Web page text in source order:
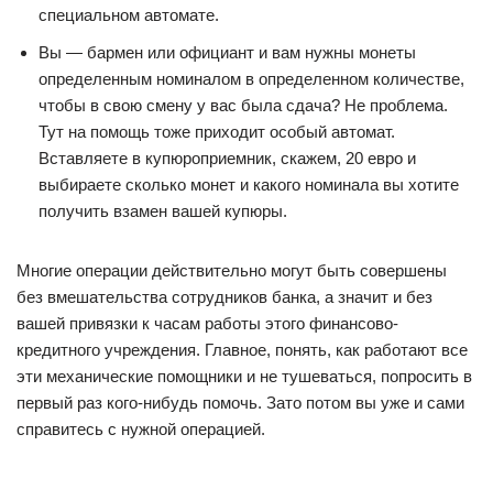
специальном автомате.
Вы — бармен или официант и вам нужны монеты
определенным номиналом в определенном количестве,
чтобы в свою смену у вас была сдача? Не проблема.
Тут на помощь тоже приходит особый автомат.
Вставляете в купюроприемник, скажем, 20 евро и
выбираете сколько монет и какого номинала вы хотите
получить взамен вашей купюры.
Многие операции действительно могут быть совершены
без вмешательства сотрудников банка, а значит и без
вашей привязки к часам работы этого финансово-
кредитного учреждения. Главное, понять, как работают все
эти механические помощники и не тушеваться, попросить в
первый раз кого-нибудь помочь. Зато потом вы уже и сами
справитесь с нужной операцией.